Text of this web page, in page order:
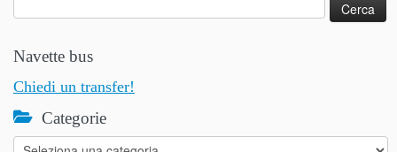
per:
Navette bus
Chiedi un transfer!
Categorie
Categorie